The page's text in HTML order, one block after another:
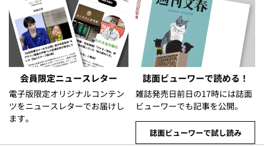
会員限定ニュースレター
電子版限定オリジナルコンテン
ツをニュースレターでお届けし
ます。
誌面ビューワーで読める！
雑誌発売日前日の17時には誌面
ビューワーでも記事を公開。
誌面ビューワーで試し読み